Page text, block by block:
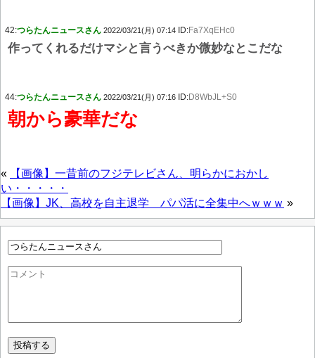
42:つらたんニュースさん 2022/03/21(月) 07:14 ID:Fa7XqEHc0
作ってくれるだけマシと言うべきか微妙なとこだな
44:つらたんニュースさん 2022/03/21(月) 07:16 ID:D8WbJL+S0
朝から豪華だな
«
【画像】一昔前のフジテレビさん、明らかにおかし
い・・・・・
【画像】JK、高校を自主退学 パパ活に全集中へｗｗｗ »